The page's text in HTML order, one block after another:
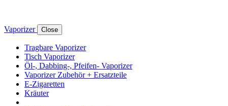
Vaporizer Close
Tragbare Vaporizer
Tisch Vaporizer
Öl-, Dabbing-, Pfeifen- Vaporizer
Vaporizer Zubehör + Ersatzteile
E-Zigaretten
Kräuter